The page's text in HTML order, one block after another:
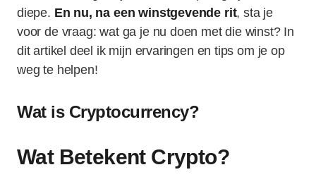
diepe. En nu, na een winstgevende rit, sta je
voor de vraag: wat ga je nu doen met die winst? In
dit artikel deel ik mijn ervaringen en tips om je op
weg te helpen!
Wat is Cryptocurrency?
Wat Betekent Crypto?